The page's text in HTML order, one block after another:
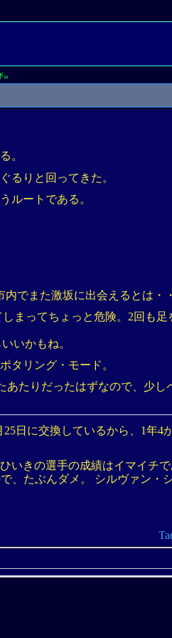
»
。
るりと回ってきた。
ルートである。
でまた激坂に出会えるとは・
まってちょっと危険。2回も
いかもね。
タリング・モード。
たりだったはずなので、少し
日に交換しているから、1年4
いきの選手の成績はイマイチで
、たぶんダメ。 シルヴァン・